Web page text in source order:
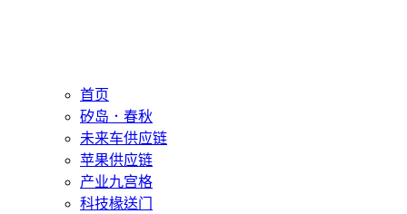
首页
矽岛．春秋
未来车供应链
苹果供应链
产业九宫格
科技椽送门